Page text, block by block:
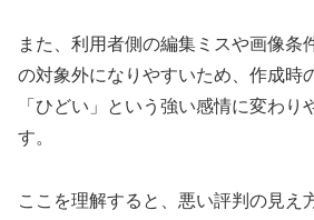
また、利用者側の編集ミスや画像条
の対象外になりやすいため、作成時
「ひどい」という強い感情に変わり
す。
ここを理解すると、悪い評判の見え